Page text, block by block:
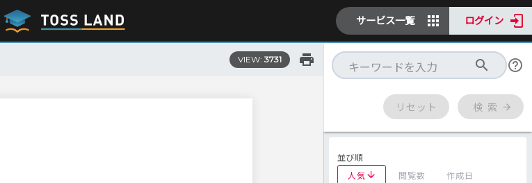
サービス一覧 ログイン
VIEW: 3731
リセット 検 索
並び順
人気
閲覧数 作成日